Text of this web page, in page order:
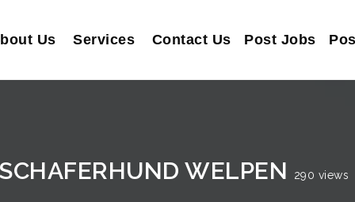
Us Services Contact Us Post Jobs
WELPEN 290 views